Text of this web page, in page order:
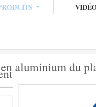
aluminium du